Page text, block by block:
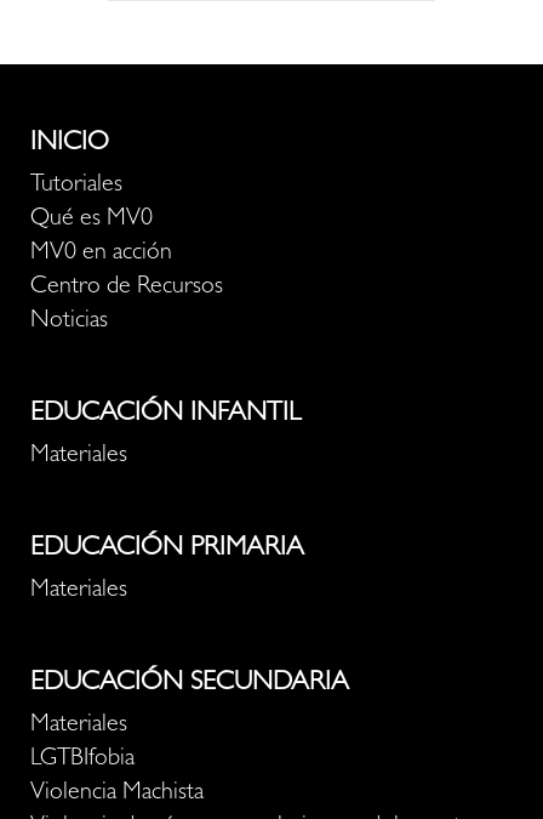
INICIO
Tutoriales
Qué es MV0
MV0 en acción
Centro de Recursos
Noticias
EDUCACIÓN INFANTIL
Materiales
EDUCACIÓN PRIMARIA
Materiales
EDUCACIÓN SECUNDARIA
Materiales
LGTBIfobia
Violencia Machista